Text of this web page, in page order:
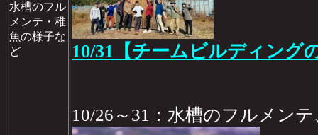
水槽のフル
メンテ・稚
魚の様子な
ど
10/31【チームビルディング
10/26～31：水槽のフルメン